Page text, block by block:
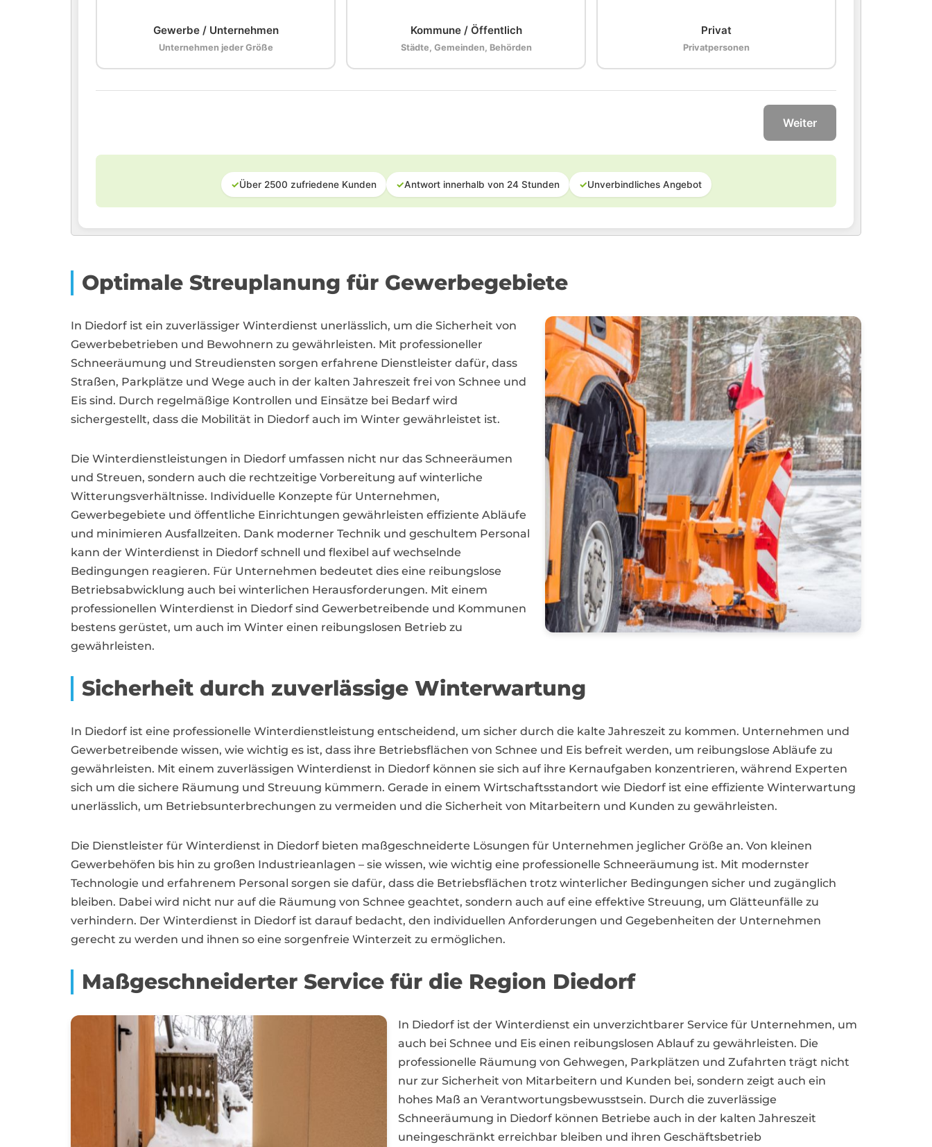
Gewerbe / Unternehmen
Unternehmen jeder Größe
Kommune / Öffentlich
Städte, Gemeinden, Behörden
Privat
Privatpersonen
Weiter
✓Über 2500 zufriedene Kunden ✓Antwort innerhalb von 24 Stunden ✓Unverbindliches Angebot
Optimale Streuplanung für Gewerbegebiete
In Diedorf ist ein zuverlässiger Winterdienst unerlässlich, um die Sicherheit von
Gewerbebetrieben und Bewohnern zu gewährleisten. Mit professioneller
Schneeräumung und Streudiensten sorgen erfahrene Dienstleister dafür, dass
Straßen, Parkplätze und Wege auch in der kalten Jahreszeit frei von Schnee und
Eis sind. Durch regelmäßige Kontrollen und Einsätze bei Bedarf wird
sichergestellt, dass die Mobilität in Diedorf auch im Winter gewährleistet ist.
Die Winterdienstleistungen in Diedorf umfassen nicht nur das Schneeräumen
und Streuen, sondern auch die rechtzeitige Vorbereitung auf winterliche
Witterungsverhältnisse. Individuelle Konzepte für Unternehmen,
Gewerbegebiete und öffentliche Einrichtungen gewährleisten effiziente Abläufe
und minimieren Ausfallzeiten. Dank moderner Technik und geschultem Personal
kann der Winterdienst in Diedorf schnell und flexibel auf wechselnde
Bedingungen reagieren. Für Unternehmen bedeutet dies eine reibungslose
Betriebsabwicklung auch bei winterlichen Herausforderungen. Mit einem
professionellen Winterdienst in Diedorf sind Gewerbetreibende und Kommunen
bestens gerüstet, um auch im Winter einen reibungslosen Betrieb zu
gewährleisten.
Sicherheit durch zuverlässige Winterwartung
In Diedorf ist eine professionelle Winterdienstleistung entscheidend, um sicher durch die kalte Jahreszeit zu kommen. Unternehmen und
Gewerbetreibende wissen, wie wichtig es ist, dass ihre Betriebsflächen von Schnee und Eis befreit werden, um reibungslose Abläufe zu
gewährleisten. Mit einem zuverlässigen Winterdienst in Diedorf können sie sich auf ihre Kernaufgaben konzentrieren, während Experten
sich um die sichere Räumung und Streuung kümmern. Gerade in einem Wirtschaftsstandort wie Diedorf ist eine effiziente Winterwartung
unerlässlich, um Betriebsunterbrechungen zu vermeiden und die Sicherheit von Mitarbeitern und Kunden zu gewährleisten.
Die Dienstleister für Winterdienst in Diedorf bieten maßgeschneiderte Lösungen für Unternehmen jeglicher Größe an. Von kleinen
Gewerbehöfen bis hin zu großen Industrieanlagen – sie wissen, wie wichtig eine professionelle Schneeräumung ist. Mit modernster
Technologie und erfahrenem Personal sorgen sie dafür, dass die Betriebsflächen trotz winterlicher Bedingungen sicher und zugänglich
bleiben. Dabei wird nicht nur auf die Räumung von Schnee geachtet, sondern auch auf eine effektive Streuung, um Glätteunfälle zu
verhindern. Der Winterdienst in Diedorf ist darauf bedacht, den individuellen Anforderungen und Gegebenheiten der Unternehmen
gerecht zu werden und ihnen so eine sorgenfreie Winterzeit zu ermöglichen.
Maßgeschneiderter Service für die Region Diedorf
In Diedorf ist der Winterdienst ein unverzichtbarer Service für Unternehmen, um
auch bei Schnee und Eis einen reibungslosen Ablauf zu gewährleisten. Die
professionelle Räumung von Gehwegen, Parkplätzen und Zufahrten trägt nicht
nur zur Sicherheit von Mitarbeitern und Kunden bei, sondern zeigt auch ein
hohes Maß an Verantwortungsbewusstsein. Durch die zuverlässige
Schneeräumung in Diedorf können Betriebe auch in der kalten Jahreszeit
uneingeschränkt erreichbar bleiben und ihren Geschäftsbetrieb